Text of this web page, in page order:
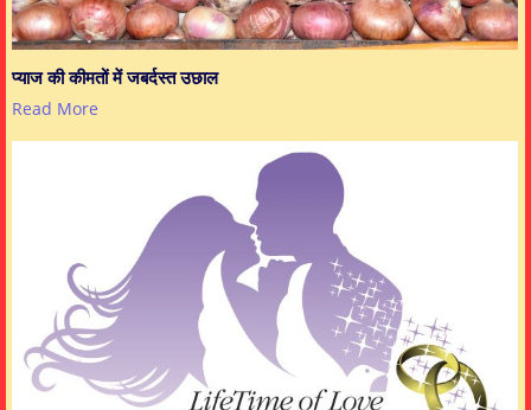
प्याज की कीमतों में जबर्दस्त उछाल
Read More